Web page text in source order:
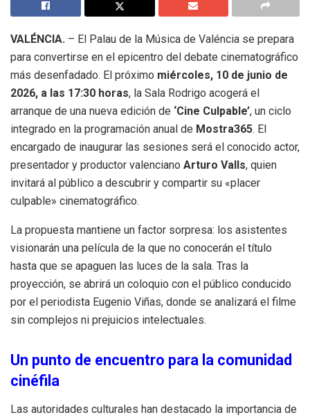
VALÉNCIA. – El Palau de la Música de Valéncia se prepara
para convertirse en el epicentro del debate cinematográfico
más desenfadado. El próximo miércoles, 10 de junio de
2026, a las 17:30 horas, la Sala Rodrigo acogerá el
arranque de una nueva edición de ‘Cine Culpable’, un ciclo
integrado en la programación anual de Mostra365. El
encargado de inaugurar las sesiones será el conocido actor,
presentador y productor valenciano Arturo Valls, quien
invitará al público a descubrir y compartir su «placer
culpable» cinematográfico.
La propuesta mantiene un factor sorpresa: los asistentes
visionarán una película de la que no conocerán el título
hasta que se apaguen las luces de la sala. Tras la
proyección, se abrirá un coloquio con el público conducido
por el periodista Eugenio Viñas, donde se analizará el filme
sin complejos ni prejuicios intelectuales.
Un punto de encuentro para la comunidad
cinéfila
Las autoridades culturales han destacado la importancia de